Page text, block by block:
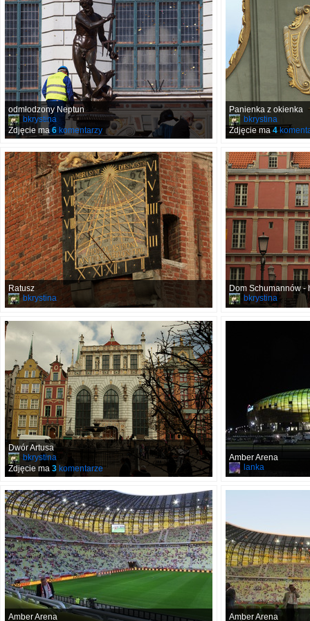
odmłodzony Neptun
bkrystina
Zdjęcie ma6 komentarzy
Panienka z okienka
bkrystina
Zdjęcie ma 4
Ratusz
bkrystina
Dom Schumannów -
bkrystina
Dwór Artusa
bkrystina
Zdjęcie ma 3 komentarze
Amber Arena
lanka
Amber Arena Amber Arena